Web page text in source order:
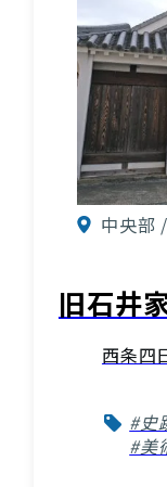
中央部
旧石井
西条四
#史
#美